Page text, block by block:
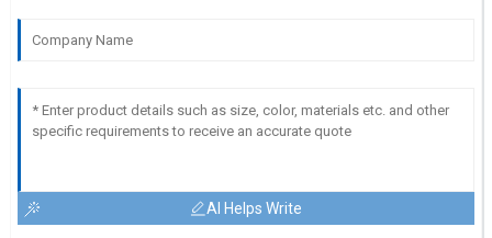
AI Helps Write